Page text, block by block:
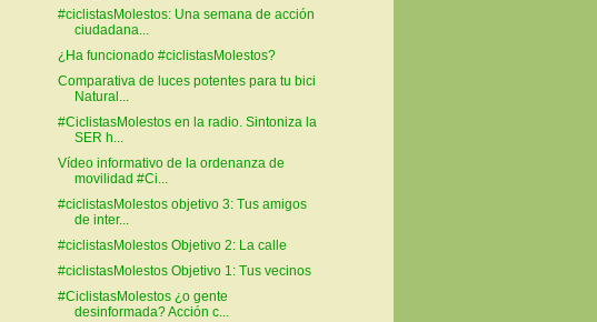
#ciclistasMolestos: Una semana de acción
ciudadana...
¿Ha funcionado #ciclistasMolestos?
Comparativa de luces potentes para tu bici
Natural...
#CiclistasMolestos en la radio. Sintoniza la
SER h...
Vídeo informativo de la ordenanza de
movilidad #Ci...
#ciclistasMolestos objetivo 3: Tus amigos
de inter...
#ciclistasMolestos Objetivo 2: La calle
#ciclistasMolestos Objetivo 1: Tus vecinos
#CiclistasMolestos ¿o gente
desinformada? Acción c...